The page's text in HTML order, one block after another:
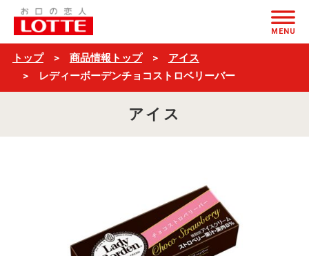
レ
デ
ィ
ボ
デ
MENU
トップ 商品情報トップ
アイス
レディーボーデンチョコストロベリーバー
アイス